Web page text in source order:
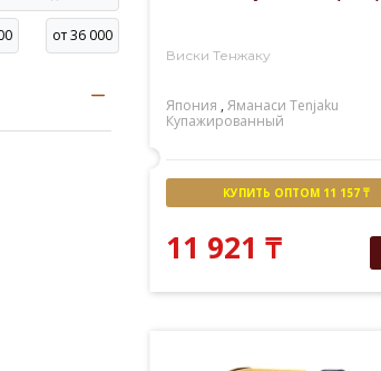
от 36 000
Виски Тенжаку
Япония ,Яманаси Tenjaku
Купажированный
КУПИТЬ ОПТОМ 11 157 ₸
11 921₸